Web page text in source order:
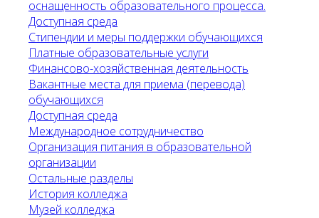
оснащенность образовательного процесса.
Доступная среда
Стипендии и меры поддержки обучающихся
Платные образовательные услуги
Финансово-хозяйственная деятельность
Вакантные места для приема (перевода)
обучающихся
Доступная среда
Международное сотрудничество
Организация питания в образовательной
организации
Остальные разделы
История колледжа
Музей колледжа